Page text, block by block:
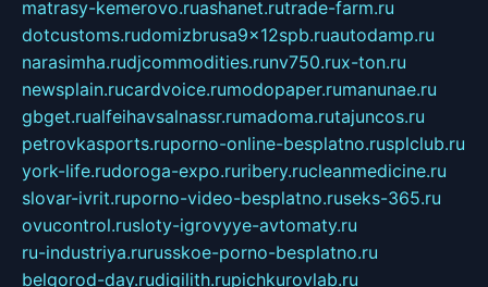
matrasy-kemerovo.ruashanet.rutrade-farm.ru
dotcustoms.rudomizbrusa9x12spb.ruautodamp.ru
narasimha.rudjcommodities.runv750.rux-ton.ru
newsplain.rucardvoice.rumodopaper.rumanunae.ru
gbget.rualfeihavsalnassr.rumadoma.rutajuncos.ru
petrovkasports.ruporno-online-besplatno.rusplclub.ru
york-life.rudoroga-expo.ruribery.rucleanmedicine.ru
slovar-ivrit.ruporno-video-besplatno.ruseks-365.ru
ovucontrol.rusloty-igrovyye-avtomaty.ru
ru-industriya.rurusskoe-porno-besplatno.ru
belgorod-day.rudigilith.rupichkurovlab.ru